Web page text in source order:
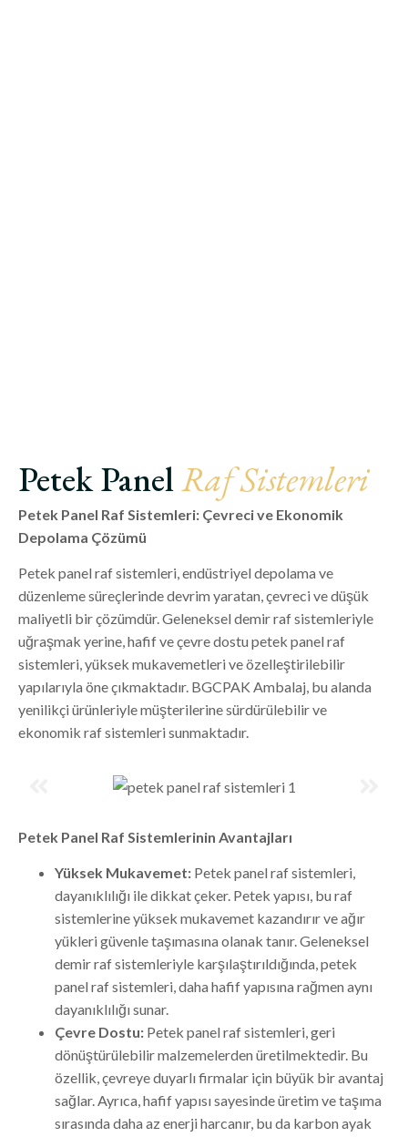
Petek PanelRaf Sistemleri
Petek Panel Raf Sistemleri: Çevreci ve Ekonomik
Depolama Çözümü
Petek panel raf sistemleri, endüstriyel depolama ve
düzenleme süreçlerinde devrim yaratan, çevreci ve düşük
maliyetli bir çözümdür. Geleneksel demir raf sistemleriyle
uğraşmak yerine, hafif ve çevre dostu petek panel raf
sistemleri, yüksek mukavemetleri ve özelleştirilebilir
yapılarıyla öne çıkmaktadır. BGCPAK Ambalaj, bu alanda
yenilikçi ürünleriyle müşterilerine sürdürülebilir ve
ekonomik raf sistemleri sunmaktadır.
Petek Panel Raf Sistemlerinin Avantajları
Yüksek Mukavemet: Petek panel raf sistemleri,
dayanıklılığı ile dikkat çeker. Petek yapısı, bu raf
sistemlerine yüksek mukavemet kazandırır ve ağır
yükleri güvenle taşımasına olanak tanır. Geleneksel
demir raf sistemleriyle karşılaştırıldığında, petek
panel raf sistemleri, daha hafif yapısına rağmen aynı
dayanıklılığı sunar.
Çevre Dostu: Petek panel raf sistemleri, geri
dönüştürülebilir malzemelerden üretilmektedir. Bu
özellik, çevreye duyarlı firmalar için büyük bir avantaj
sağlar. Ayrıca, hafif yapısı sayesinde üretim ve taşıma
sırasında daha az enerji harcanır, bu da karbon ayak